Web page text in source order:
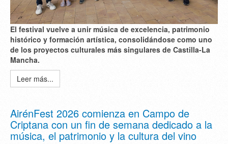
El festival vuelve a unirmúsica de excelencia, patrimonio
histórico y formación artística, consolidándose como uno
de los proyectos culturales más singulares de Castilla-La
Mancha.
Leer más...
AirénFest 2026 comienza en Campo de
Criptana con un fin de semana dedicado a la
música, el patrimonio y la cultura del vino